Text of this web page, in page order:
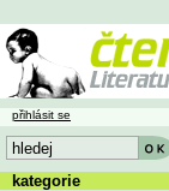
přihlásit se
kategorie